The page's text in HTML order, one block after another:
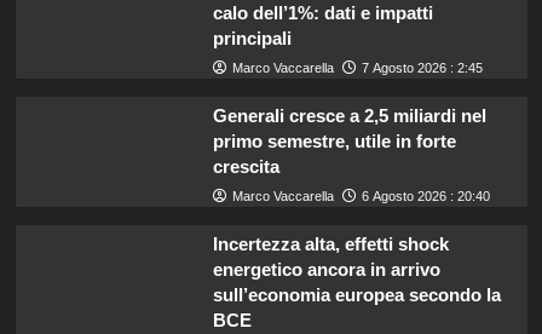
calo dell’1%: dati e impatti
principali
Marco Vaccarella 7 Agosto 2026 : 2:45
Generali cresce a 2,5 miliardi nel
primo semestre, utile in forte
crescita
Marco Vaccarella 6 Agosto 2026 : 20:40
Incertezza alta, effetti shock
energetico ancora in arrivo
sull’economia europea secondo la
BCE